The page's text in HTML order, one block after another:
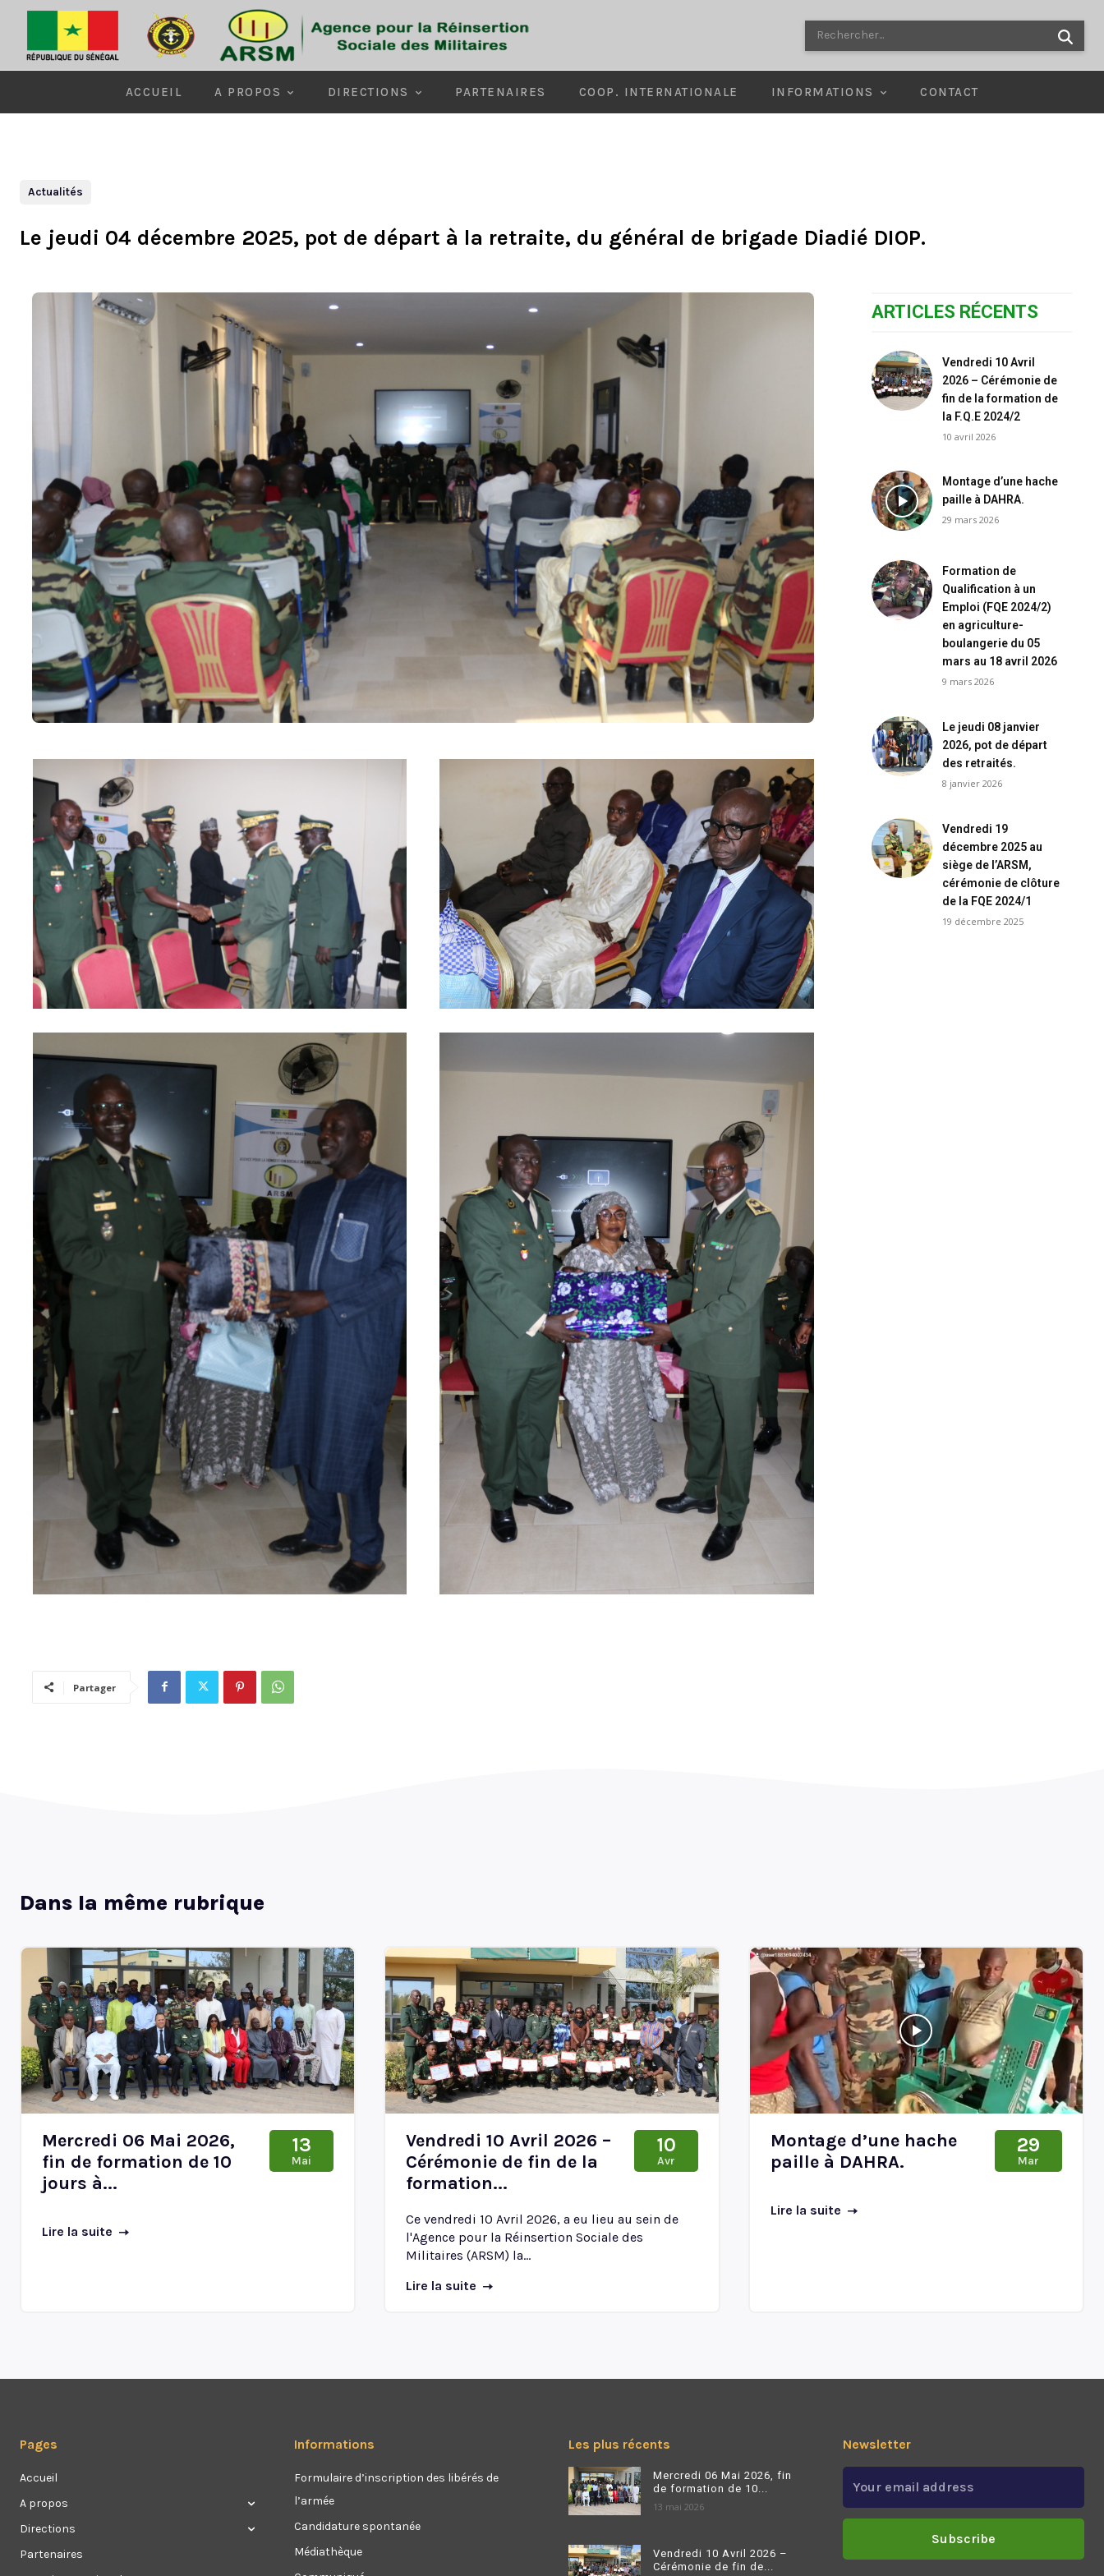
Rechercher...
ACCUEIL A PROPOS DIRECTIONS PARTENAIRES COOP. INTERNATIONALE INFORMATIONS CONTACT
Actualités
Le jeudi 04 décembre 2025, pot de départ à la retraite, du général de brigade Diadié DIOP.
Partager
ARTICLES RÉCENTS
Vendredi 10 Avril
2026 – Cérémonie de
fin de la formation de
la F.Q.E 2024/2
10 avril 2026
Montage d’une hache
paille à DAHRA.
29 mars 2026
Formation de
Qualification à un
Emploi (FQE 2024/2)
en agriculture-
boulangerie du 05
mars au 18 avril 2026
9 mars 2026
Le jeudi 08 janvier
2026, pot de départ
des retraités.
8 janvier 2026
Vendredi 19
décembre 2025 au
siège de l’ARSM,
cérémonie de clôture
de la FQE 2024/1
19 décembre 2025
Dans la même rubrique
Mercredi 06 Mai 2026,
fin de formation de 10
jours à...
13
Mai
Lire la suite
Vendredi 10 Avril 2026 –
Cérémonie de fin de la
formation...
10
Avr
Ce vendredi 10 Avril 2026, a eu lieu au sein de
l'Agence pour la Réinsertion Sociale des
Militaires (ARSM) la...
Lire la suite
Montage d’une hache
paille à DAHRA.
29
Mar
Lire la suite
Pages
Accueil
A propos
Directions
Partenaires
Informations
Formulaire d’inscription des libérés de
l’armée
Candidature spontanée
Médiathèque
Les plus récents
Mercredi 06 Mai 2026, fin
de formation de 10...
13 mai 2026
Vendredi 10 Avril 2026 –
Cérémonie de fin de...
Newsletter
Subscribe